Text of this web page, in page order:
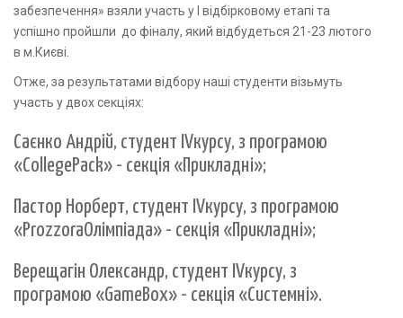
забезпечення» взяли участь у І відбірковому етапі та
успішно пройшли до фіналу, який відбудеться 21-23 лютого
в м.Києві.
Отже, за результатами відбору наші студенти візьмуть
участь у двох секціях:
Саєнко Андрій, студент IVкурсу, з програмою
«CollegePack» - секція «Прикладні»;
Пастор Норберт, студент IVкурсу, з програмою
«ProzzoraОлімпіада» - секція «Прикладні»;
Верещагін Олександр, студент IVкурсу, з
програмою «GameBox» - секція «Системні».